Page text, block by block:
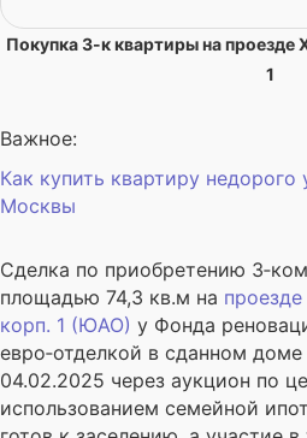
Покупка 3-к квартиры на проезде
1
Важное:
Как купить квартиру
Москвы
Сделка по приобретению
площадью 74,3 кв.м на
корп. 1 (ЮАО) у Фонда
евро‑отделкой в сданном
04.02.2025 через аукцион по
использованием семейной